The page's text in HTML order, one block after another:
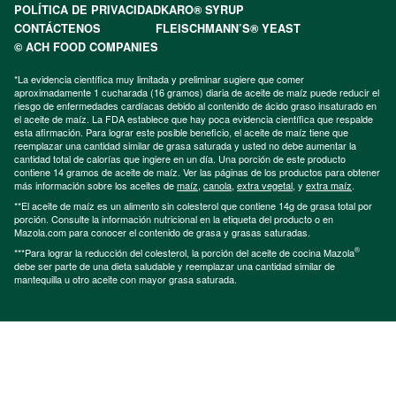
POLÍTICA DE PRIVACIDADKARO® SYRUP
CONTÁCTENOS
FLEISCHMANN’S® YEAST
© ACH FOOD COMPANIES
*La evidencia científica muy limitada y preliminar sugiere que comer
aproximadamente 1 cucharada (16 gramos) diaria de aceite de maíz puede reducir el
riesgo de enfermedades cardíacas debido al contenido de ácido graso insaturado en
el aceite de maíz. La FDA establece que hay poca evidencia científica que respalde
esta afirmación. Para lograr este posible beneficio, el aceite de maíz tiene que
reemplazar una cantidad similar de grasa saturada y usted no debe aumentar la
cantidad total de calorías que ingiere en un día. Una porción de este producto
contiene 14 gramos de aceite de maíz. Ver las páginas de los productos para obtener
más información sobre los aceites demaíz, canola, extra vegetal, y extra maíz.
**El aceite de maíz es un alimento sin colesterol que contiene 14g de grasa total por
porción. Consulte la información nutricional en la etiqueta del producto o en
Mazola.com para conocer el contenido de grasa y grasas saturadas.
***Para lograr la reducción del colesterol, la porción del aceite de cocina Mazola®
debe ser parte de una dieta saludable y reemplazar una cantidad similar de
mantequilla u otro aceite con mayor grasa saturada.